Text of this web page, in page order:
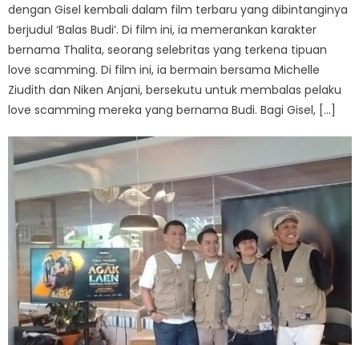
dengan Gisel kembali dalam film terbaru yang dibintanginya
berjudul ‘Balas Budi’. Di film ini, ia memerankan karakter
bernama Thalita, seorang selebritas yang terkena tipuan
love scamming. Di film ini, ia bermain bersama Michelle
Ziudith dan Niken Anjani, bersekutu untuk membalas pelaku
love scamming mereka yang bernama Budi. Bagi Gisel, […]